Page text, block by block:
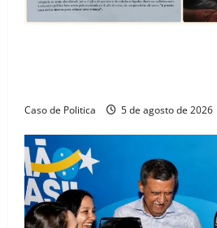
Caso de Politica 5 de agosto de 2026